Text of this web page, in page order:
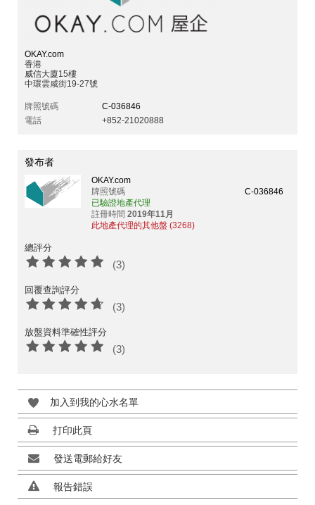
OKAY.com
香港
威信大廈15樓
中環雲咸街19-27號
牌照號碼
C-036846
電話
+852-21020888
發布者
OKAY.com
牌照號碼
C-036846
已驗證地產代理
註冊時間 2019年11月
此地產代理的其他盤 (3268)
總評分
(3)
回覆查詢評分
(3)
放盤資料準確性評分
(3)
加入到我的心水名單
打印此頁
發送電郵給好友
報告錯誤